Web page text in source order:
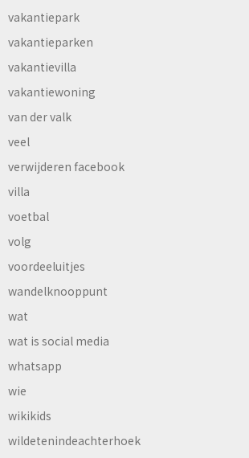
vakantiepark
vakantieparken
vakantievilla
vakantiewoning
van der valk
veel
verwijderen facebook
villa
voetbal
volg
voordeeluitjes
wandelknooppunt
wat
wat is social media
whatsapp
wie
wikikids
wildetenindeachterhoek